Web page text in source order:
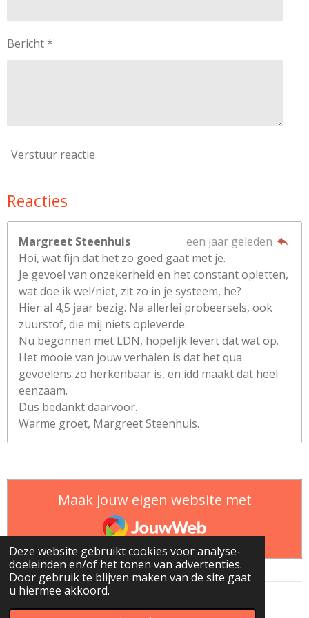
Deze website gebruikt cookies voor analyse-
doeleinden en/of het tonen van advertenties.
Door gebruik te blijven maken van de site gaat
u hiermee akkoord.
Bericht *
Verstuur reactie
Reacties
Margreet Steenhuis
een jaar geleden
Hoi, wat fijn dat het zo goed gaat met je.
Je gevoel van onzekerheid en het constant opletten,
wat doe ik wel/niet, zit zo in je systeem, he?
Hier al 4,5 jaar bezig. Na allerlei probeersels, ook
zuurstof, die mij niets opleverde.
Nu begonnen met LDN, hopelijk levert dat wat op.
Het mooie van jouw verhalen is dat het qua
gevoelens zo herkenbaar is, en idd maakt dat heel
eenzaam.
Dus bedankt daarvoor.
Warme groet, Margreet Steenhuis.
Maak jouw eigen website met
JouwWeb